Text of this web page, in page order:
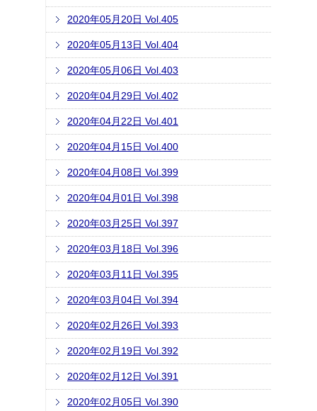
2020年05月20日 Vol.405
2020年05月13日 Vol.404
2020年05月06日 Vol.403
2020年04月29日 Vol.402
2020年04月22日 Vol.401
2020年04月15日 Vol.400
2020年04月08日 Vol.399
2020年04月01日 Vol.398
2020年03月25日 Vol.397
2020年03月18日 Vol.396
2020年03月11日 Vol.395
2020年03月04日 Vol.394
2020年02月26日 Vol.393
2020年02月19日 Vol.392
2020年02月12日 Vol.391
2020年02月05日 Vol.390